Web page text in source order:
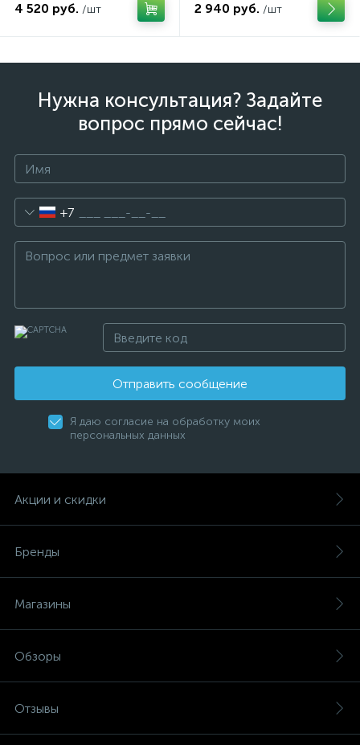
4 520 руб. /шт 2 940 руб. /шт
Нужна консультация? Задайте
вопрос прямо сейчас!
+7
Отправить сообщение
Я даю согласие на обработку моих
персональных данных
Акции и скидки
Бренды
Магазины
Обзоры
Отзывы